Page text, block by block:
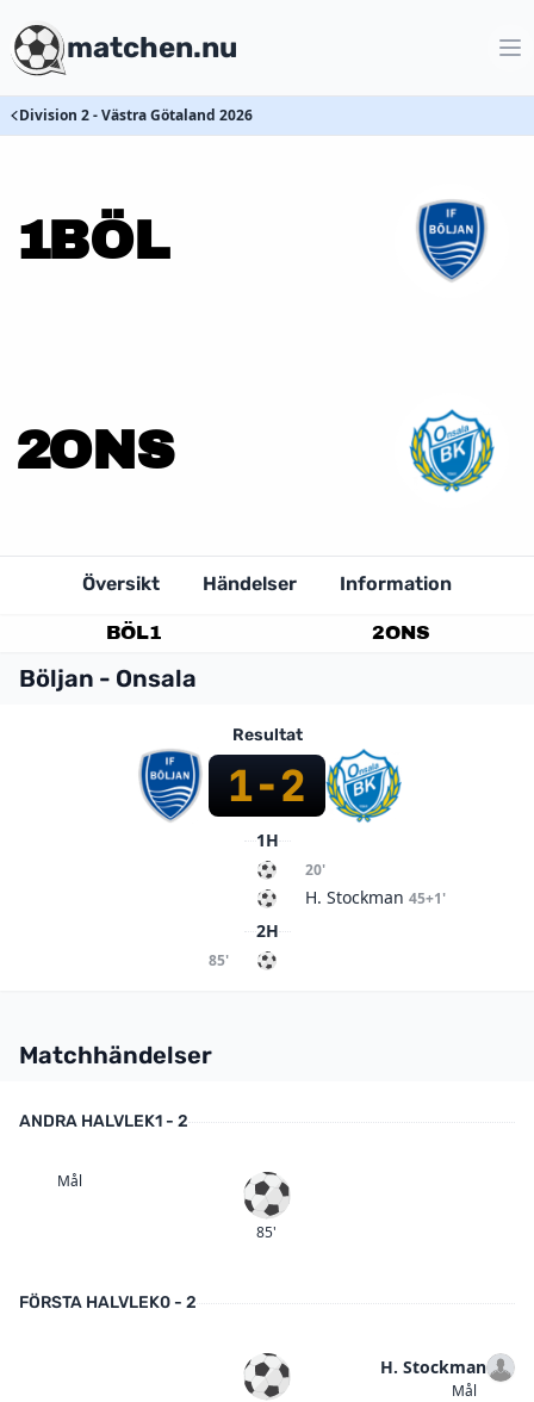
matchen.nu
Division 2 - Västra Götaland 2026
1BÖL
2ONS
Översikt Händelser Information
BÖL1 2ONS
Böljan - Onsala
Resultat
1-2
1H
20'
H. Stockman 45+1'
2H
85'
Matchhändelser
ANDRA HALVLEK1 - 2
Mål
Mål
85'
FÖRSTA HALVLEK0 - 2
Mål
H. Stockman
Mål